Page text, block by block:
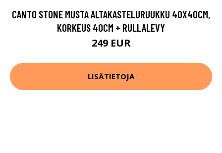
CANTO STONE MUSTA ALTAKASTELURUUKKU 40X40CM,
KORKEUS 40CM + RULLALEVY
249 EUR
LISÄTIETOJA